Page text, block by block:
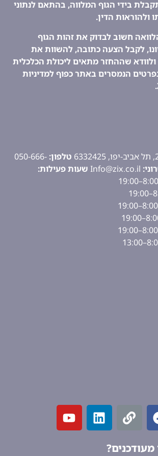
בידי הגוף המלווה, בהתאם לנתוני
ולהוראות הדין.
חשוב לבדוק את זהות הגוף
לקבל הצעה כתובה, להשוות את
שההחזר מתאים ליכולת הכלכלית
הנמסרים באתר כפוף למדיניות
טלפון: 050-666-
שעות פעילות: